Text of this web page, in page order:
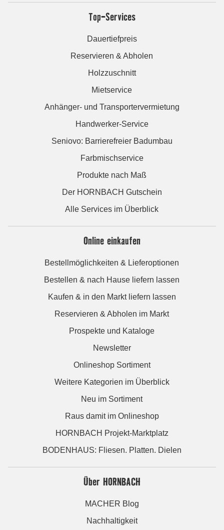
Top-Services
Dauertiefpreis
Reservieren & Abholen
Holzzuschnitt
Mietservice
Anhänger- und Transportervermietung
Handwerker-Service
Seniovo: Barrierefreier Badumbau
Farbmischservice
Produkte nach Maß
Der HORNBACH Gutschein
Alle Services im Überblick
Online einkaufen
Bestellmöglichkeiten & Lieferoptionen
Bestellen & nach Hause liefern lassen
Kaufen & in den Markt liefern lassen
Reservieren & Abholen im Markt
Prospekte und Kataloge
Newsletter
Onlineshop Sortiment
Weitere Kategorien im Überblick
Neu im Sortiment
Raus damit im Onlineshop
HORNBACH Projekt-Marktplatz
BODENHAUS: Fliesen. Platten. Dielen
Über HORNBACH
MACHER Blog
Nachhaltigkeit